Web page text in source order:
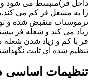
داخل فر)منبسط می شود و
را به مشعل فر کم می
ترموستات منقبض شده و
زیاد می کند و شعله فر
فر با کم و زیاد شدن
تنظیم شده ای ثابت
تنظیمات اساسی